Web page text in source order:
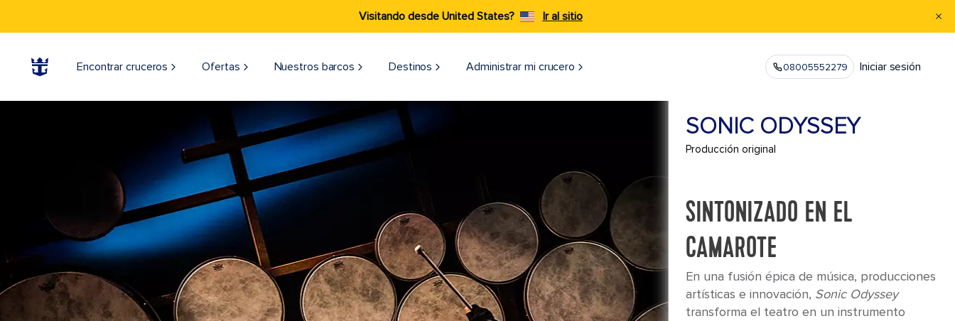
Visitando desde United States? Ir al sitio
Encontrar cruceros Ofertas Nuestros barcos Destinos Administrar mi crucero 08005552279 Iniciar sesión
SONIC ODYSSEY
Producción original
SINTONIZADO EN EL
CAMAROTE
En una fusión épica de música, producciones
artísticas e innovación, Sonic Odyssey
transforma el teatro en un instrumento